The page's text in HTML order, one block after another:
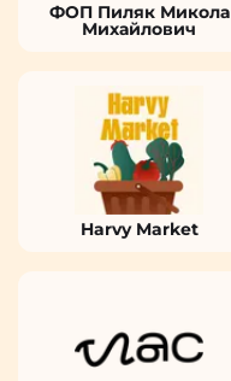
ФОП Пиляк Микола
Михайлович
Harvy Market